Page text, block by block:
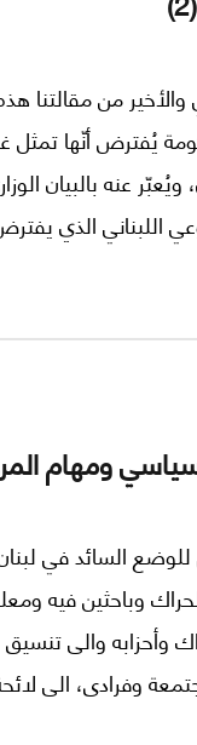
والأخير من
يُفترض أنّها تمثل
ويُعبّر عنه بالبيان
اللبناني الذي
ومهام
وباحثين فيه
وأحزابه والى تنسيق
وفرادى، الى